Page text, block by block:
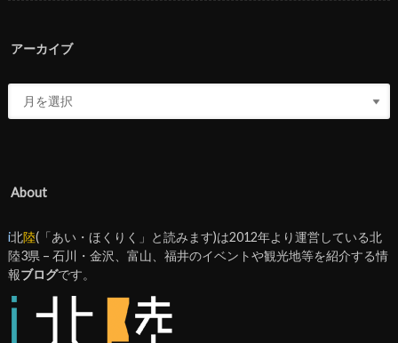
アーカイブ
About
i北陸(「あい・ほくりく」と読みます)は2012年より運営している北
陸3県 – 石川・金沢、富山、福井のイベントや観光地等を紹介する情
報ブログです。